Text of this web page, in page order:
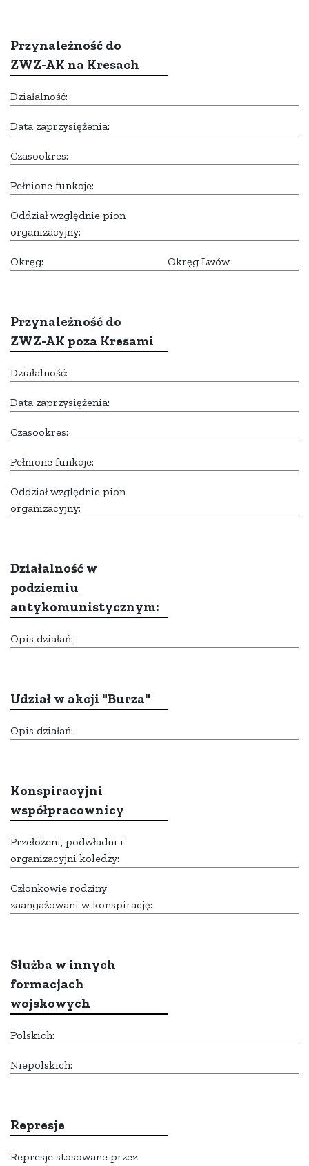
Przynależność do
ZWZ-AK na Kresach
Działalność:
Data zaprzysiężenia:
Czasookres:
Pełnione funkcje:
Oddział względnie pion
organizacyjny:
Okręg: Okręg Lwów
Przynależność do
ZWZ-AK poza Kresami
Działalność:
Data zaprzysiężenia:
Czasookres:
Pełnione funkcje:
Oddział względnie pion
organizacyjny:
Działalność w
podziemiu
antykomunistycznym:
Opis działań:
Udział w akcji "Burza"
Opis działań:
Konspiracyjni
współpracownicy
Przełożeni, podwładni i
organizacyjni koledzy:
Członkowie rodziny
zaangażowani w konspirację:
Służba w innych
formacjach
wojskowych
Polskich:
Niepolskich:
Represje
Represje stosowane przez